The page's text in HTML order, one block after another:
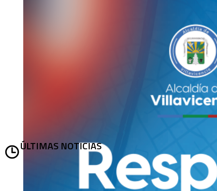
ÚLTIMAS NOTICIAS